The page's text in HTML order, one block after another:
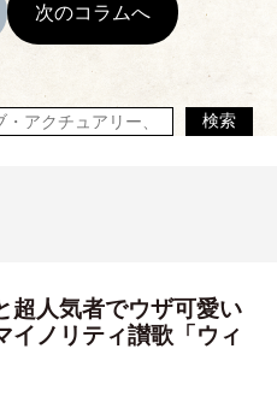
次のコラムへ
検索
超人気者でウザ可愛い
イノリティ讃歌「ウィ